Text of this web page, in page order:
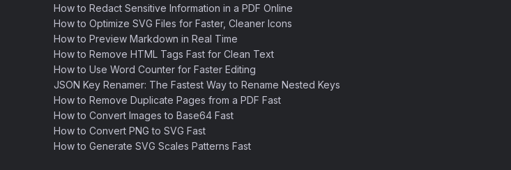
How to Redact Sensitive Information in a PDF Online
How to Optimize SVG Files for Faster, Cleaner Icons
How to Preview Markdown in Real Time
How to Remove HTML Tags Fast for Clean Text
How to Use Word Counter for Faster Editing
JSON Key Renamer: The Fastest Way to Rename Nested Keys
How to Remove Duplicate Pages from a PDF Fast
How to Convert Images to Base64 Fast
How to Convert PNG to SVG Fast
How to Generate SVG Scales Patterns Fast